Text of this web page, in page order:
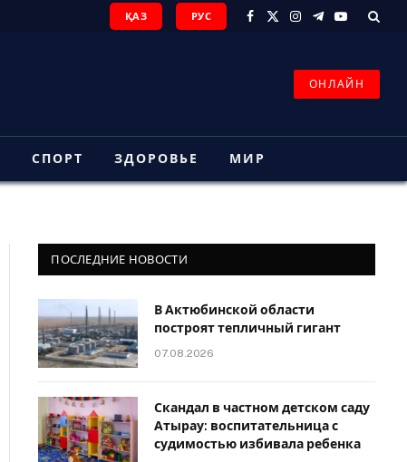
ҚАЗ РУС
Facebook
X
Instagram
Telegram
YouTube
ОНЛАЙН
СПОРТ ЗДОРОВЬЕ МИР
ПОСЛЕДНИЕ НОВОСТИ
В Актюбинской области
построят тепличный гигант
07.08.2026
Скандал в частном детском саду
Атырау: воспитательница с
судимостью избивала ребенка